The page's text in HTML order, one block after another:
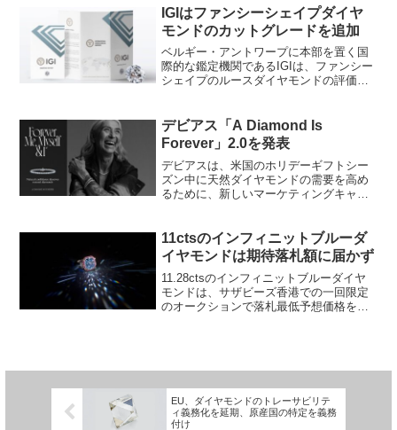
ローズ"と名付けられたこの170ctsのタイ
プIIaダイヤ...
IGIはファンシーシェイプダイヤ
モンドのカットグレードを追加
ベルギー・アントワープに本部を置く国
際的な鑑定機関であるIGIは、ファンシー
シェイプのルースダイヤモンドの評価に
ドのカットにどのように作用するのかを
評価するものだという...
デビアス「A Diamond Is
Forever」2.0を発表
デビアスは、米国のホリデーギフトシー
ズン中に天然ダイヤモンドの需要を高め
るために、新しいマーケティングキャン
キャッチフレーズを再導...
11ctsのインフィニットブルーダ
イヤモンドは期待落札額に届かず
11.28ctsのインフィニットブルーダイヤ
モンドは、サザビーズ香港での一回限定
のオークションで落札最低予想価格を下
EU、ダイヤモンドのトレーサビリテ
ィ義務化を延期、原産国の特定を義務
付け